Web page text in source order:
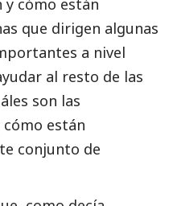
y cómo están
que dirigen algunas
a nivel
al resto de las
son las
están
conjunto de